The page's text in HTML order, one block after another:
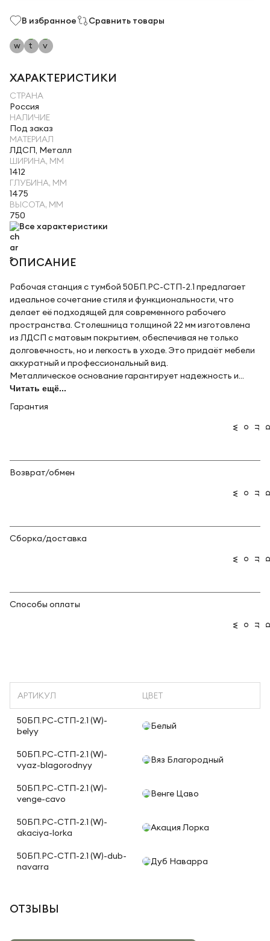
В избранное Сравнить товары
ХАРАКТЕРИСТИКИ
СТРАНА
Россия
НАЛИЧИЕ
Под заказ
МАТЕРИАЛ
ЛДСП, Металл
ШИРИНА, ММ
1412
ГЛУБИНА, ММ
1475
ВЫСОТА, ММ
750
Все характеристики
ОПИСАНИЕ
Рабочая станция с тумбой 50БП.РС-СТП-2.1 предлагает
идеальное сочетание стиля и функциональности, что
делает её подходящей для современного рабочего
пространства. Столешница толщиной 22 мм изготовлена
из ЛДСП с матовым покрытием, обеспечивая не только
долговечность, но и легкость в уходе. Это придаёт мебели
аккуратный и профессиональный вид.
Металлическое основание гарантирует надежность и...
Читать ещё...
Гарантия
Возврат/обмен
Сборка/доставка
Способы оплаты
АРТИКУЛ ЦВЕТ
50БП.РС-СТП-2.1 (W)-
belyy
Белый
50БП.РС-СТП-2.1 (W)-
vyaz-blagorodnyy
Вяз Благородный
50БП.РС-СТП-2.1 (W)-
venge-cavo
Венге Цаво
50БП.РС-СТП-2.1 (W)-
akaciya-lorka
Акация Лорка
50БП.РС-СТП-2.1 (W)-dub-
navarra
Дуб Наварра
ОТЗЫВЫ